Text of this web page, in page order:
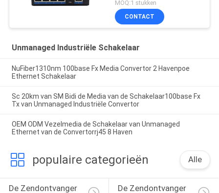
opGigabit Rj45 UTP
MOQ:1 stukken
CONTACT
Unmanaged Industriële Schakelaar
NuFiber1310nm 100base Fx Media Convertor 2 Havenpoe
Ethernet Schakelaar
Sc 20km van SM Bidi de Media van de Schakelaar100base Fx
Tx van Unmanaged Industriële Convertor
OEM ODM Vezelmedia de Schakelaar van Unmanaged
Ethernet van de Convertorrj45 8 Haven
populaire categorieën Alle
De Zendontvanger De Zendontvanger